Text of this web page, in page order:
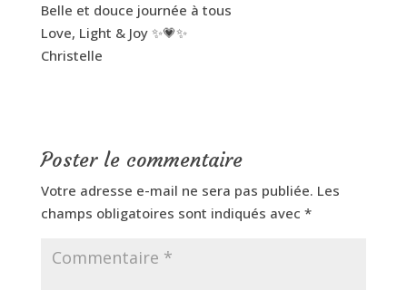
Belle et douce journée à tous
Love, Light & Joy ✨💗✨
Christelle
Poster le commentaire
Votre adresse e-mail ne sera pas publiée. Les
champs obligatoires sont indiqués avec *